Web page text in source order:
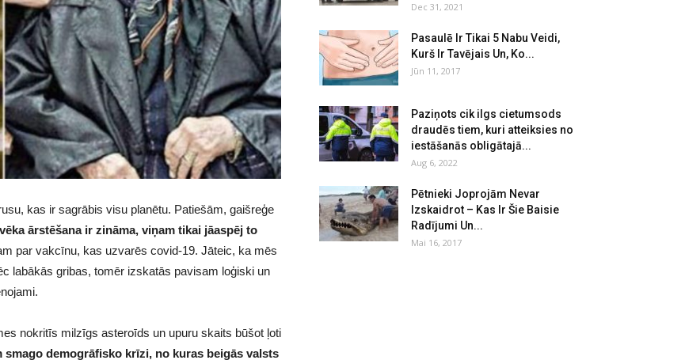
kas ir sagrābis visu planētu. Patiešām, gaišreģe
ārstēšana ir zināma, viņam tikai jāaspēj to
par vakcīnu, kas uzvarēs covid-19. Jāteic, ka mēs
labākās gribas, tomēr izskatās pavisam loģiski un
nokritīs milzīgs asteroīds un upuru skaits būšot ļoti
smago demogrāfisko krīzi, no kuras beigās valsts
Dec 31, 2021
Pasaulē Ir Tikai 5 Nabu Veidi,
Kurš Ir Tavējais Un, Ko...
Jūn 11, 2017
Paziņots cik ilgs cietumsods
draudēs tiem, kuri atteiksies no
iestāšanās obligātajā...
Aug 6, 2022
Pētnieki Joprojām Nevar
Izskaidrot – Kas Ir Šie Baisie
Radījumi Un...
Mai 16, 2017